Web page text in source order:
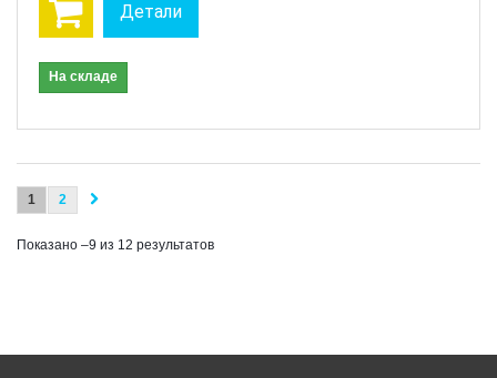
Детали
На складе
1 2
Показано –9 из 12 результатов